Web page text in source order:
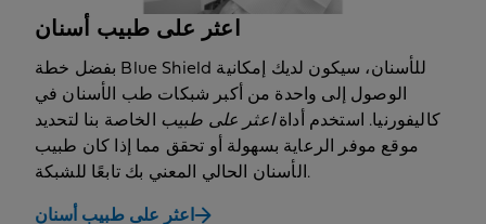
اعثر على طبيب أسنان
بفضل خطة Blue Shield للأسنان، سيكون لديك إمكانية
الوصول إلى واحدة من أكبر شبكات طب الأسنان في
كاليفورنيا. استخدم أداةاعثر على طبيب الخاصة بنا لتحديد
موقع موفر الرعاية بسهولة أو تحقق مما إذا كان طبيب
الأسنان الحالي المعني بك تابعًا للشبكة.
اعثر على طبيب أسنان